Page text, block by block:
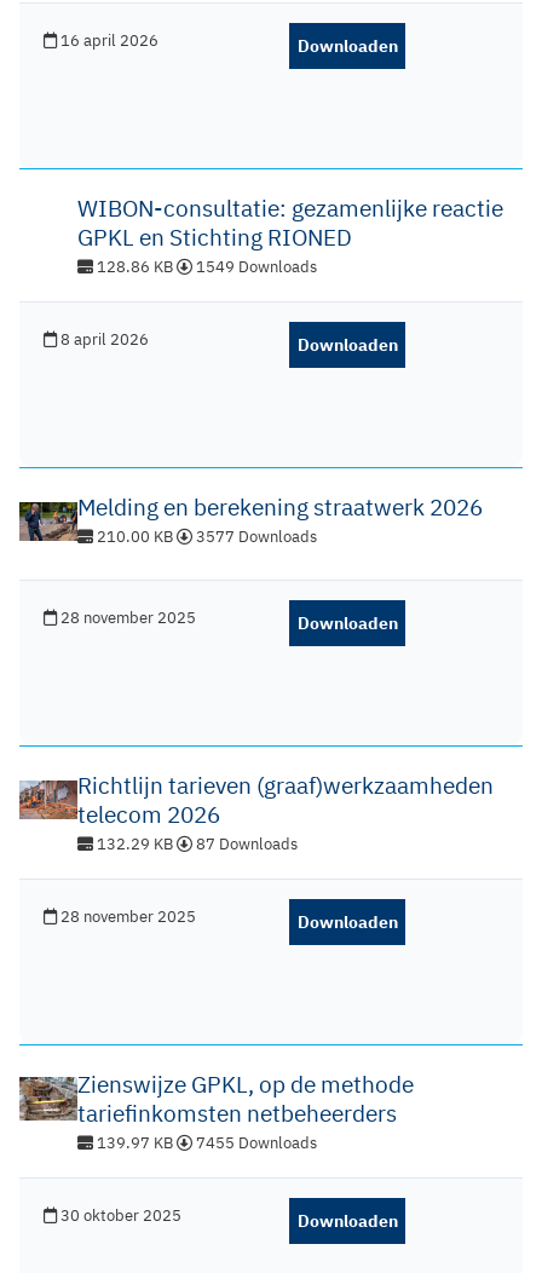
16 april 2026 Downloaden
WIBON-consultatie: gezamenlijke reactie
GPKL en Stichting RIONED
128.86 KB 1549 Downloads
8 april 2026 Downloaden
Melding en berekening straatwerk 2026
210.00 KB 3577 Downloads
28 november 2025 Downloaden
Richtlijn tarieven (graaf)werkzaamheden
telecom 2026
132.29 KB 87 Downloads
28 november 2025 Downloaden
Zienswijze GPKL, op de methode
tariefinkomsten netbeheerders
139.97 KB 7455 Downloads
30 oktober 2025 Downloaden